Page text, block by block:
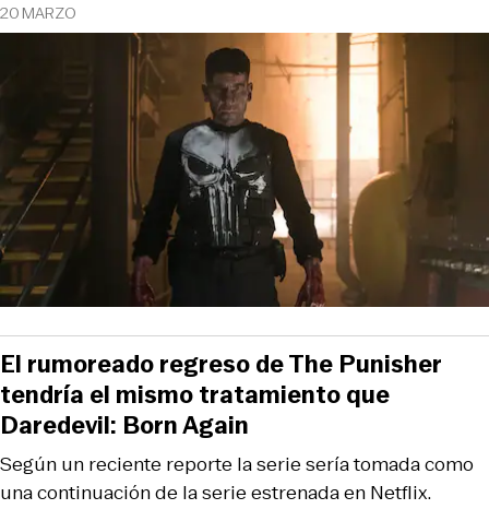
20 MARZO
Según un reciente reporte la serie sería tomada como
una continuación de la serie estrenada en Netflix.
El rumoreado regreso de The Punisher
tendría el mismo tratamiento que
Daredevil: Born Again